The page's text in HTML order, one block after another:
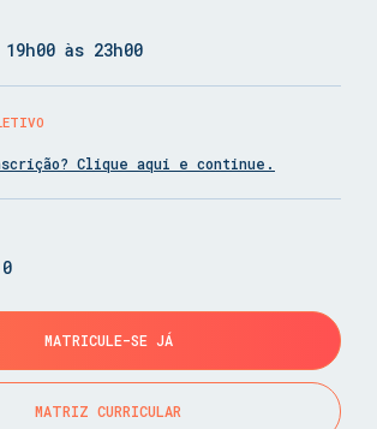
às 23h00
Clique aqui e continue.
MATRICULE-SE JÁ
MATRIZ CURRICULAR